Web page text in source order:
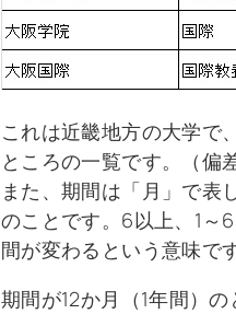
これは近畿地方の大学で
ところの一覧です。（偏
また、期間は「月」で表
のことです。6以上、1～
間が変わるという意味で
期間が12か月（1年間）